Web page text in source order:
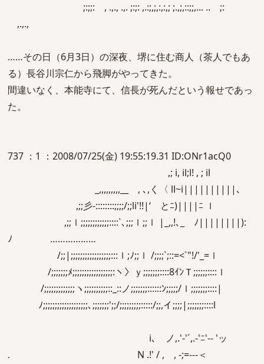
;:;;: , .,., .,. ;:;: ,.:;,;,:,:,; ;.,;,::;;,... .. ;:
,.,.,
……その日（6月3日）の深夜、堺に住む商人（茶人でもあ
る）長谷川宗仁から飛脚がやってきた。
間違いなく、本能寺にて、信長が死んだという報せであっ
た。
737 ：1 ：2008/07/25(金) 19:55:19.31 ID:ONr1acQ0
,; i, il;l! , ; il
_,,,,,,,,,__ , ､,く〈 ll~i||||||||||､
,;;彡-::::::::;;;;/;;li'!!|‘ とﾆ)||||ﾆ ｌ
,;;ｌ;;;;;;;;;;;;::::`､;;;ｌ;;ｌ |_,,!､_ ﾉ||||||||):
ﾉ ………………
/;;|;;;;;;;;;;;;;;;;;:::ｌ;ﾉ;;ｌ /;;;;`;::=<`"!/'_=ｌ
/;;;;;;;ﾒ;;;;;;;;;;;;;;;;;:ヽ〉ｙ;;;;;;;::::8ｲﾝＴ;;;;;;::::ｌ
/;;;;;;;;;;;;;ヽ;;;;;;;;;;::_::ノ;;;;;;;::::::ﾝ;;;;;/ｌ;;;;;;;::::|
ﾉ;;;;;;;;;;;;;;;;;;;､;;;;;;;';;/;;;;;;;;;:::::/;;,イ;;;;|;;;;;;;::::l
i､ ノ,.'‐'´,.-'ﾆ'-‐ 'ッ
. N .!' / , , -;=‐‐‐＜